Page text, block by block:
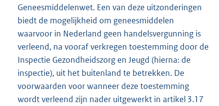
Geneesmiddelenwet. Een van deze uitzonderingen
biedt de mogelijkheid om geneesmiddelen
waarvoor in Nederland geen handelsvergunning is
verleend, na vooraf verkregen toestemming door de
Inspectie Gezondheidszorg en Jeugd (hierna: de
inspectie), uit het buitenland te betrekken. De
voorwaarden voor wanneer deze toestemming
wordt verleend zijn nader uitgewerkt in artikel 3.17